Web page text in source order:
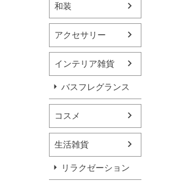
和装
アクセサリー
インテリア雑貨
バスフレグランス
コスメ
生活雑貨
リラクゼーション